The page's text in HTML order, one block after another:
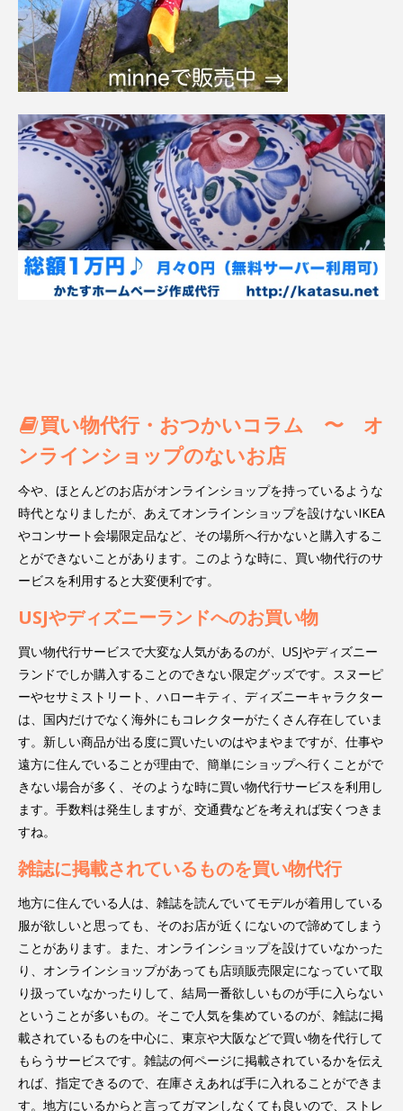
買い物代行・おつかいコラム 〜 オ
ンラインショップのないお店
今や、ほとんどのお店がオンラインショップを持っているような
時代となりましたが、あえてオンラインショップを設けないIKEA
やコンサート会場限定品など、その場所へ行かないと購入するこ
とができないことがあります。このような時に、買い物代行のサ
ービスを利用すると大変便利です。
USJやディズニーランドへのお買い物
買い物代行サービスで大変な人気があるのが、USJやディズニー
ランドでしか購入することのできない限定グッズです。スヌーピ
ーやセサミストリート、ハローキティ、ディズニーキャラクター
は、国内だけでなく海外にもコレクターがたくさん存在していま
す。新しい商品が出る度に買いたいのはやまやまですが、仕事や
遠方に住んでいることが理由で、簡単にショップへ行くことがで
きない場合が多く、そのような時に買い物代行サービスを利用し
ます。手数料は発生しますが、交通費などを考えれば安くつきま
すね。
雑誌に掲載されているものを買い物代行
地方に住んでいる人は、雑誌を読んでいてモデルが着用している
服が欲しいと思っても、そのお店が近くにないので諦めてしまう
ことがあります。また、オンラインショップを設けていなかった
り、オンラインショップがあっても店頭販売限定になっていて取
り扱っていなかったりして、結局一番欲しいものが手に入らない
ということが多いもの。そこで人気を集めているのが、雑誌に掲
載されているものを中心に、東京や大阪などで買い物を代行して
もらうサービスです。雑誌の何ページに掲載されているかを伝え
れば、指定できるので、在庫さえあれば手に入れることができま
す。地方にいるからと言ってガマンしなくても良いので、ストレ